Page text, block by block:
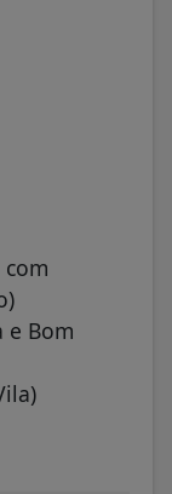
com
e Bom